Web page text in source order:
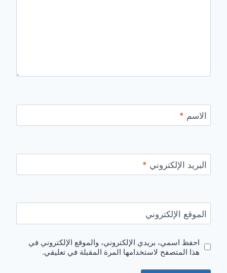
الاسم *
البريد الإلكتروني *
الموقع الإلكتروني
احفظ اسمي، بريدي الإلكتروني، والموقع الإلكتروني في
هذا المتصفح لاستخدامها المرة المقبلة في تعليقي.